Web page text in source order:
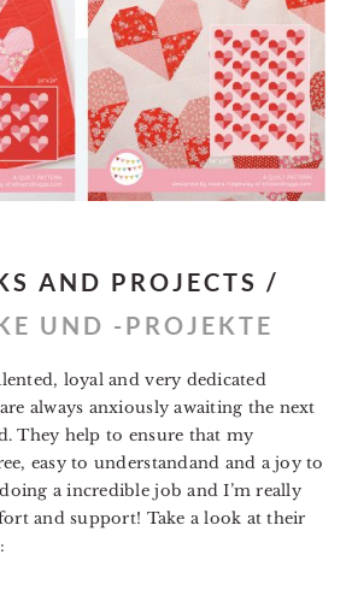
AND PROJECTS /
UND -PROJEKTE
loyal and very dedicated
always anxiously awaiting the next
They help to ensure that my
easy to understandand and a joy to
a incredible job and I’m really
and support! Take a look at their